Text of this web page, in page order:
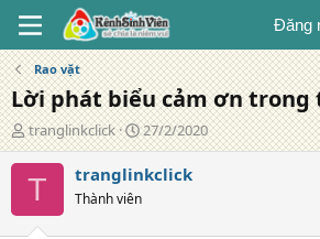
Đăng
Rao vặt
Lời phát biểu cảm ơn trong
T
á
c
g
ả
tranglinkclick
N
g
à
27/2/2020
T tranglinkclick
Thành viên